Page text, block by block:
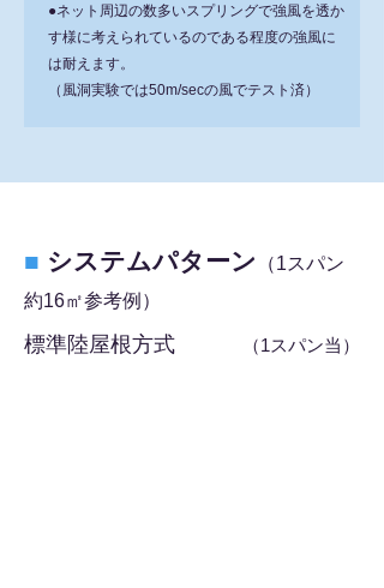
●ネット周辺の数多いスプリングで強風を透か
す様に考えられているのである程度の強風に
は耐えます。
（風洞実験では50m/secの風でテスト済）
■ システムパターン
（1スパン
約16㎡参考例）
標準陸屋根方式 （1スパン当）